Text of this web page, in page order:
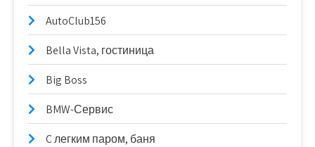
AutoClub156
Bella Vista, гостиница
Big Boss
BMW-Сервис
C легким паром, баня